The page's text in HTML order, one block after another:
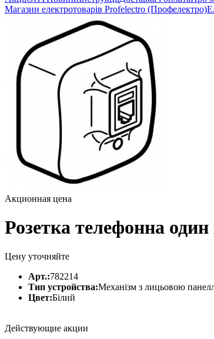
Магазин електротоварів Profelectro (Профелектро)
Акционная цена
Розетка телефонна
Цену уточняйте
Арт.:782214
Тип устройства:Механізм з лицьовою
Цвет:Білий
Действующие акции